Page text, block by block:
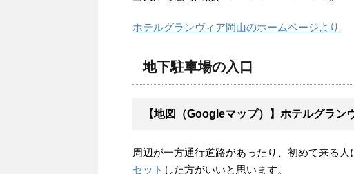
ホテルグランヴィア岡山のホームページより
地下駐車場の入口
【地図（Googleマップ）】ホテルグラン
周辺が一方通行道路があったり、初めて来る人
セット した方がいいと思います。